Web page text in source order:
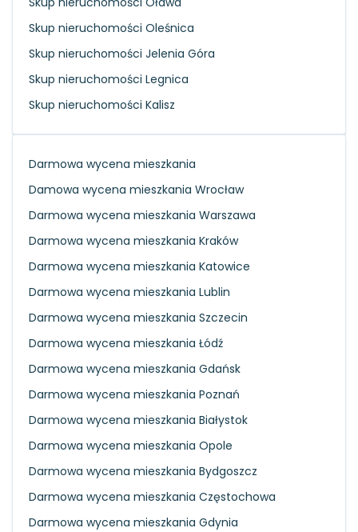
Skup nieruchomości Oleśnica
Skup nieruchomości Jelenia Góra
Skup nieruchomości Legnica
Skup nieruchomości Kalisz
Darmowa wycena mieszkania
Damowa wycena mieszkania Wrocław
Darmowa wycena mieszkania Warszawa
Darmowa wycena mieszkania Kraków
Darmowa wycena mieszkania Katowice
Darmowa wycena mieszkania Lublin
Darmowa wycena mieszkania Szczecin
Darmowa wycena mieszkania Łódź
Darmowa wycena mieszkania Gdańsk
Darmowa wycena mieszkania Poznań
Darmowa wycena mieszkania Białystok
Darmowa wycena mieszkania Opole
Darmowa wycena mieszkania Bydgoszcz
Darmowa wycena mieszkania Częstochowa
Darmowa wycena mieszkania Gdynia